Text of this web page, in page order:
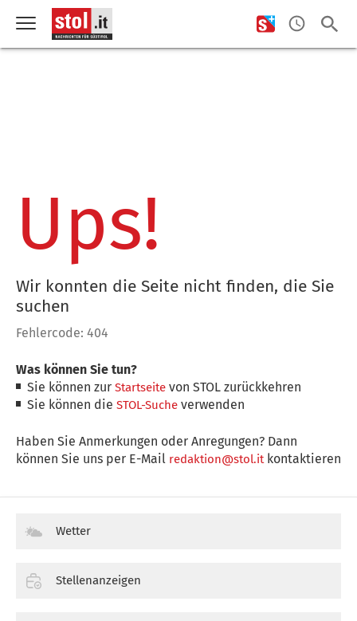
Ups!
Wir konnten die Seite nicht finden, die Sie
suchen
Fehlercode: 404
Was können Sie tun?
Sie können zurStartseite von STOL zurückkehren
Sie können dieSTOL-Suche verwenden
Haben Sie Anmerkungen oder Anregungen? Dann
können Sie uns per E-Mail redaktion@stol.itkontaktieren
Wetter
Stellenanzeigen